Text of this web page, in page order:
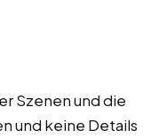
Szenen und die
und keine Details